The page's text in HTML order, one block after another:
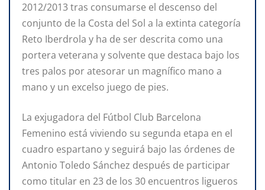
2012/2013 tras consumarse el descenso del
conjunto de la Costa del Sol a la extinta categoría
Reto Iberdrola y ha de ser descrita como una
portera veterana y solvente que destaca bajo los
tres palos por atesorar un magnífico mano a
mano y un excelso juego de pies.
La exjugadora del Fútbol Club Barcelona
Femenino está viviendo su segunda etapa en el
cuadro espartano y seguirá bajo las órdenes de
Antonio Toledo Sánchez después de participar
como titular en 23 de los 30 encuentros ligueros